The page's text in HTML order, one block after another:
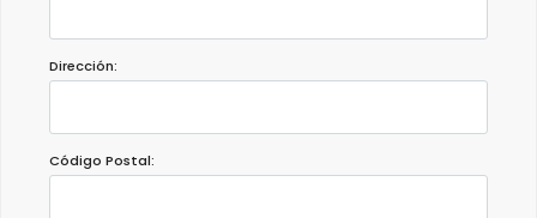
Dirección:
Código Postal: